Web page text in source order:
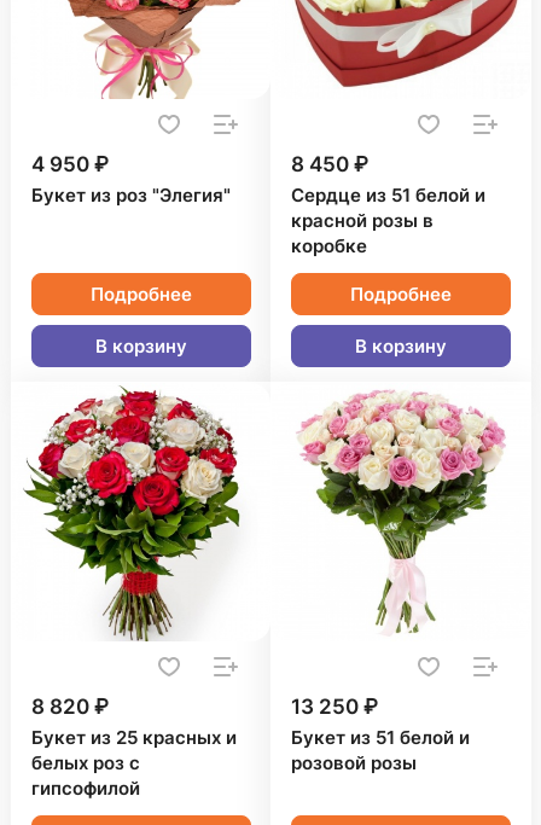
4 950 ₽
Букет из роз "Элегия"
Подробнее
В корзину
8 450 ₽
Сердце из 51 белой и
красной розы в
коробке
Подробнее
В корзину
8 820 ₽
Букет из 25 красных и
белых роз с
гипсофилой
13 250 ₽
Букет из 51 белой и
розовой розы